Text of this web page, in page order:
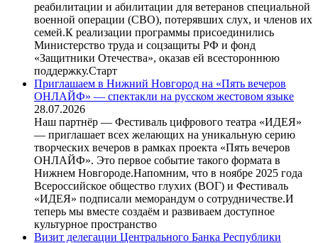
реабилитации и абилитации для ветеранов специальной
военной операции (СВО), потерявших слух, и членов их
семей.К реализации программы присоединились
Министерство труда и соцзащиты РФ и фонд
«Защитники Отечества», оказав ей всестороннюю
поддержку.Старт
Приглашаем в Нижний Новгород на «Пять вечеров
ОНЛАЙФ» — спектакли на русском жестовом языке
28.07.2026
Наш партнёр — Фестиваль цифрового театра «ИДЕЯ»
— приглашает всех желающих на уникальную серию
творческих вечеров в рамках проекта «Пять вечеров
ОНЛАЙФ». Это первое событие такого формата в
Нижнем Новгороде.Напомним, что в ноябре 2025 года
Всероссийское общество глухих (ВОГ) и Фестиваль
«ИДЕЯ» подписали меморандум о сотрудничестве.И
теперь мы вместе создаём и развиваем доступное
культурное пространство
Визит делегации Центрального Банка Республики